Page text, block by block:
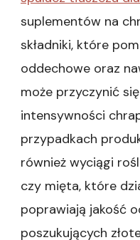
suplementów na
składniki, które
oddechowe oraz
może przyczynić
intensywności
przypadkach
również wyciągi
czy mięta, które
poprawiają jakość
poszukujących